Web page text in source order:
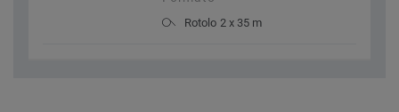
Rotolo 2 x 35 m